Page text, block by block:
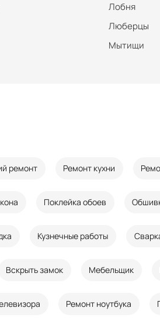
Лобня
Люберцы
Мытищи
ремонт Ремонт кухни
Поклейка обоев
Кузнечные работы
Вскрыть замок Мебельщик
Ремонт ноутбука